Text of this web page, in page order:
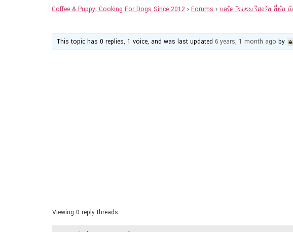
Coffee & Puppy: Cooking For Dogs Since 2012 › Forums › บอร์ด โรงแรม รีสอร์ท ที่พัก
This topic has 0 replies, 1 voice, and was last updated6 years, 1 month ago by
Viewing 0 reply threads